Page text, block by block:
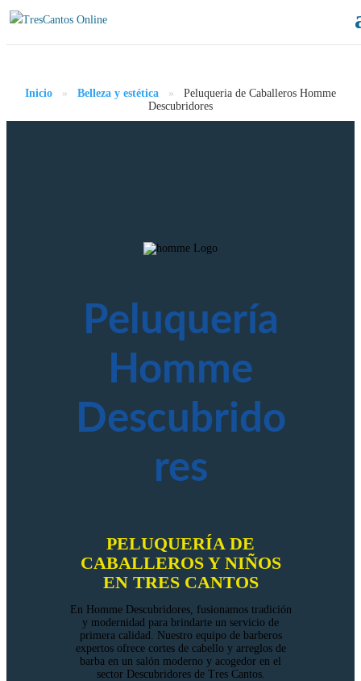
Inicio » Belleza y estética »
Peluqueria de Caballeros Homme
Descubridores
Peluquería
Homme
Descubrido
res
PELUQUERÍA DE
CABALLEROS Y NIÑOS
EN TRES CANTOS
En Homme Descubridores, fusionamos tradición
y modernidad para brindarte un servicio de
primera calidad. Nuestro equipo de barberos
expertos ofrece cortes de cabello y arreglos de
barba en un salón moderno y acogedor en el
sector Descubridores de Tres Cantos.